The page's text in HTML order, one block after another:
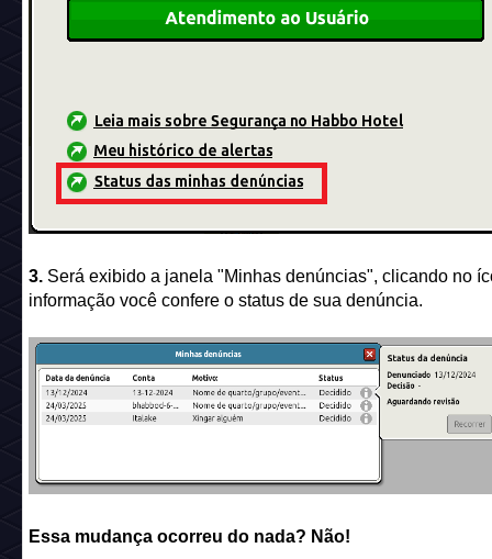
3. Será exibido a janela "Minhas denúncias", clicando no
informação você confere o status de sua denúncia.
Essa mudança ocorreu do nada? Não!